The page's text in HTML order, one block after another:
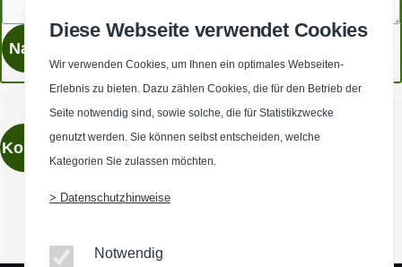
Kontaktieren
Diese Webseite verwendet Cookies
Wir verwenden Cookies, um Ihnen ein optimales Webseiten-
Erlebnis zu bieten. Dazu zählen Cookies, die für den Betrieb der
Seite notwendig sind, sowie solche, die für Statistikzwecke
genutzt werden. Sie können selbst entscheiden, welche
Kategorien Sie zulassen möchten.
> Datenschutzhinweise
Notwendig